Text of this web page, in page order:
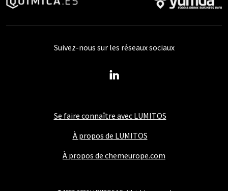
Se faire connaître avec LUMITOS
À propos de LUMITOS
À propos de chemeurope.com
Suivez-nous sur les réseaux sociaux